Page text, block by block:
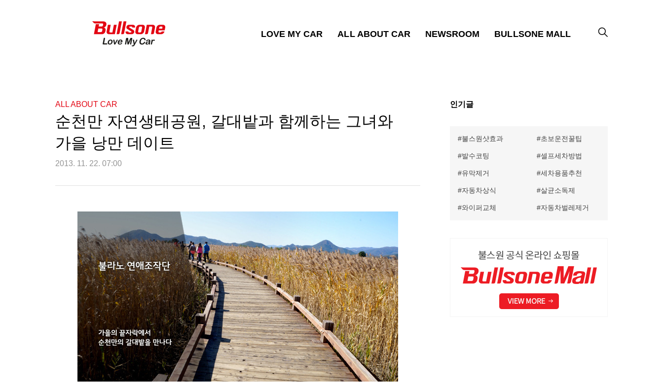
LOVE MY CAR ALL ABOUT CAR NEWSROOM BULLSONE MALL
ALL ABOUT CAR
순천만 자연생태공원, 갈대밭과 함께하는 그녀와
가을 낭만 데이트
2013. 11. 22. 07:00
인기글
불스원샷효과 초보운전꿀팁
발수코팅 셀프세차방법
유막제거 세차용품추천
자동차상식 살균소독제
와이퍼교체 자동차벌레제거